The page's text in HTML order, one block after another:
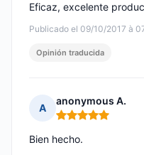
Publicado el 09/10/2017 à
Eficaz, excelente
Opinión traducida
A
anonymous A.
Nota: 5 de 5
Bien hecho.